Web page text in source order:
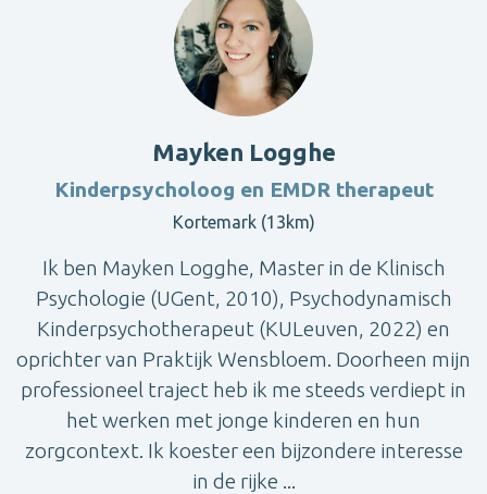
Mayken Logghe
Kinderpsycholoog en EMDR therapeut
Kortemark (13km)
Ik ben Mayken Logghe, Master in de Klinisch
Psychologie (UGent, 2010), Psychodynamisch
Kinderpsychotherapeut (KULeuven, 2022) en
oprichter van Praktijk Wensbloem. Doorheen mijn
professioneel traject heb ik me steeds verdiept in
het werken met jonge kinderen en hun
zorgcontext. Ik koester een bijzondere interesse
in de rijke ...